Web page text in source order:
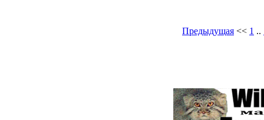
Предыдущая << 1 ..